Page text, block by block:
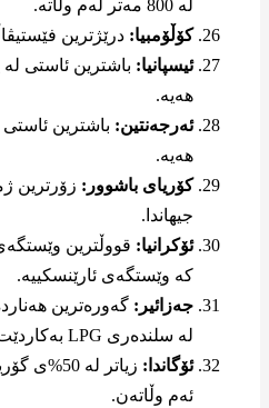
لە 800 مەتر لەم وڵاتە.
کۆڵۆمبیا: درێژترین
ئیسپانیا: باشترین ئاستی لە
هەیە.
ئەرجەنتین: باشترین ئاستی
هەیە.
کۆریای باشوور: زۆرترین
جیهاندا.
ئۆکرانیا: قووڵترین
کە وێستگەی ئارێنسکییە.
جەزائیر: گەورەترین
لە سلندەری LPG بەکاردێت.
ئۆگاندا:
زیاتر لە
ئەم وڵاتەن.